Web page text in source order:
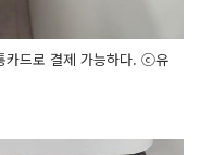
카드로 결제 가능하다. ⓒ유